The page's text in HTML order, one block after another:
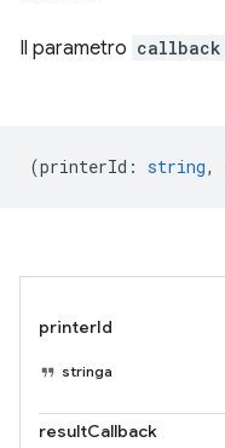
Il parametro callback
(printerId : string,
printerId
stringa
resultCallback